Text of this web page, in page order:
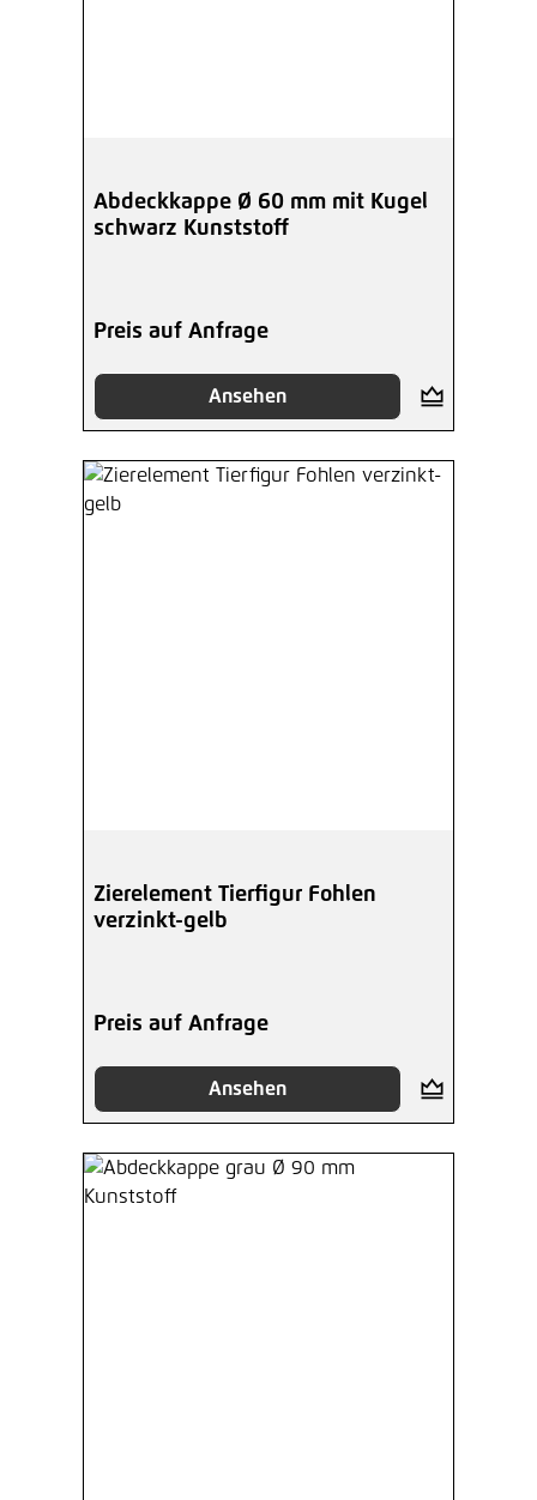
Abdeckkappe Ø 60 mm mit Kugel
schwarz Kunststoff
Preis auf Anfrage
Ansehen
Zierelement Tierfigur Fohlen
verzinkt-gelb
Preis auf Anfrage
Ansehen